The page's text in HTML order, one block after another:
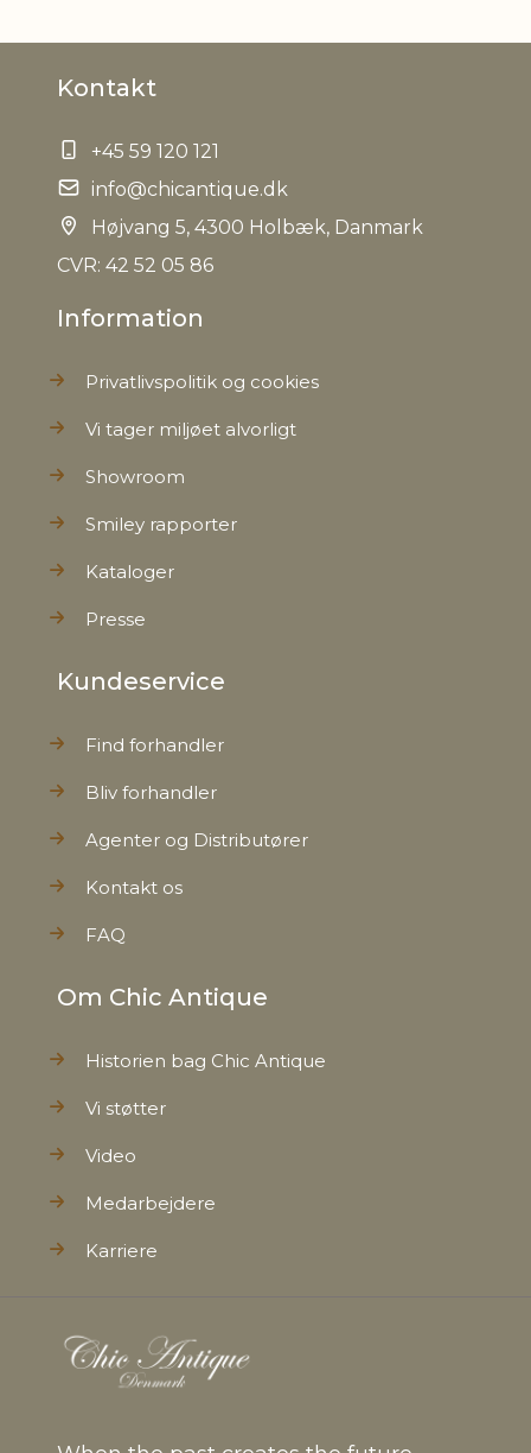
Plejeanvisning
Tariffnumber 6301409099
Bruttovægt
Nettovægt
Kontakt
+45 59 120 121
info@chicantique.dk
Højvang 5, 4300 Holbæk, Danmark
CVR: 42 52 05 86
Information
Privatlivspolitik og cookies
Vi tager miljøet alvorligt
Showroom
Smiley rapporter
Kataloger
Presse
Kundeservice
Find forhandler
Bliv forhandler
Agenter og Distributører
Kontakt os
FAQ
Om Chic Antique
Historien bag Chic Antique
Vi støtter
Video
Medarbejdere
Karriere